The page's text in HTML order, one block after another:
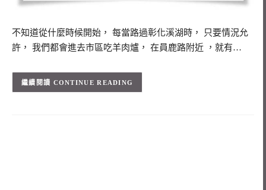
不知道從什麼時候開始， 每當路過彰化溪湖時， 只要情況允
許， 我們都會進去市區吃羊肉爐， 在員鹿路附近 ，就有…
CONTINUE READING